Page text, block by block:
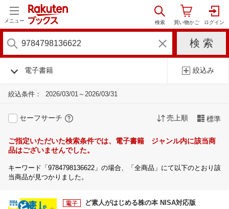
メニュー
電子書籍 絞込み
絞込条件： 2026/03/01～2026/03/31
セーフサーチ 売上順 標準
ご指定いただいた検索条件では、電子書籍 ジャンル内に該当商
品はございませんでした。
キーワード「9784798136622」の場合、「全商品」にて以下のとおり該
当商品が見つかりました。
ど素人がはじめる株の本 NISA対応版